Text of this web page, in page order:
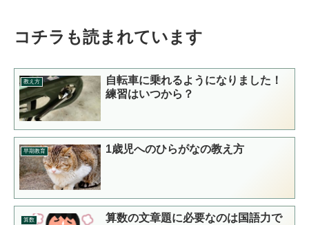
コチラも読まれています
教え方
自転車に乗れるようになりました！
練習はいつから？
早期教育 1歳児へのひらがなの教え方
算数
算数の文章題に必要なのは国語力で